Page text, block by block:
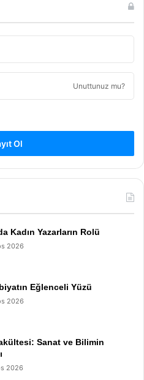
Unuttunuz mu?
Ol
Kadın Yazarların Rolü
2026
Eğlenceli Yüzü
2026
Sanat ve Bilimin
2026